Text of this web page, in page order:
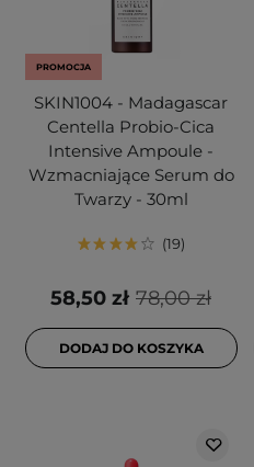
PROMOCJA
SKIN1004 - Madagascar
Centella Probio-Cica
Intensive Ampoule -
Wzmacniające Serum do
Twarzy - 30ml
19
78,00 zł
58,50 zł
DODAJ DO KOSZYKA